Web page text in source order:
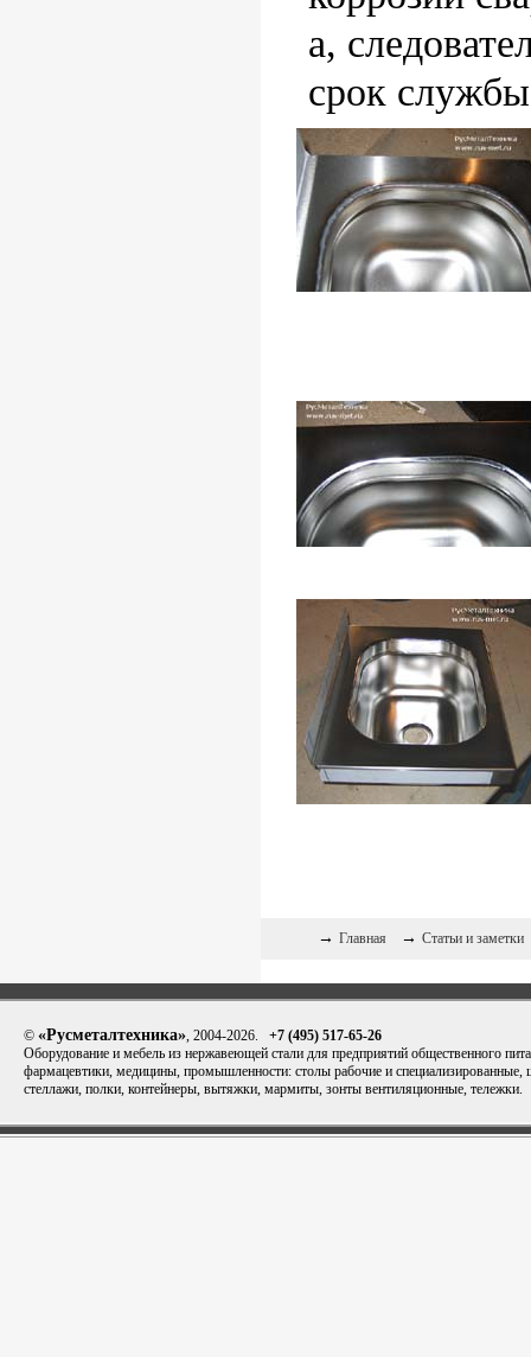
а,
срок
→ Главная → Статьи и заметки
© «Русметалтехника», 2004-2026. +7 (495) 517-65-26
Оборудование и мебель из нержавеющей стали для предприятий общественного
фармацевтики, медицины, промышленности: столы рабочие и
стеллажи, полки, контейнеры, вытяжки, мармиты, зонты вентиляционные, тележки.